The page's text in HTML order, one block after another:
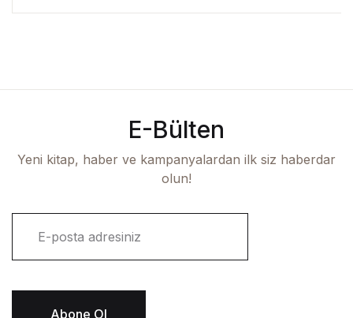
E-Bülten
Yeni kitap, haber ve kampanyalardan ilk siz haberdar
olun!
Abone Ol